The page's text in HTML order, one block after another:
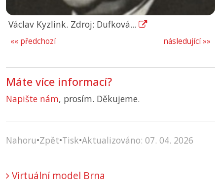
Václav Kyzlink. Zdroj: Dufková...
následující »»
«« předchozí
Máte více informací?
Napište nám, prosím. Děkujeme.
Nahoru•Zpět•Tisk•Aktualizováno: 07. 04. 2026
Virtuální model Brna